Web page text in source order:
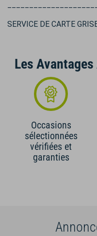
SERVICE DE CARTE
Les
Occasions
sélectionnées
vérifiées et
garanties